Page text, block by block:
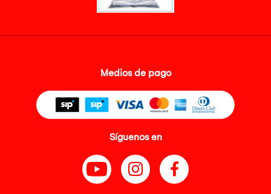
Medios de pago
Síguenos en